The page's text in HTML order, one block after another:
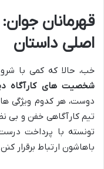
قهرمانان
اصلی داستان
خب، حالا که کمی با
شخصیت های کارآگاه
دوست، هر کدوم ویژگی
تیم کارآگاهی خفن و بی
تونسته با پرداخت
باهاشون ارتباط برقرار